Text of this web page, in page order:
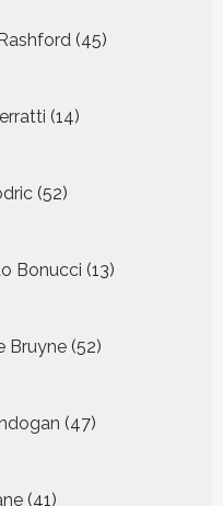
45
producten
14
producten
52
producten
Bonucci 13
producten
Bruyne 52
producten
47
producten
41